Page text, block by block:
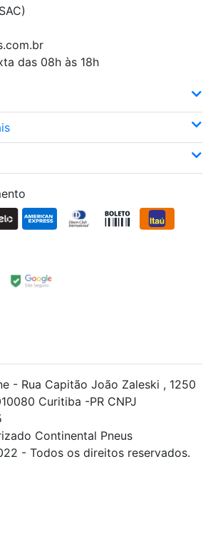
das 08h às 18h
- Rua Capitão João Zaleski , 1250
Curitiba -PR CNPJ
Continental Pneus
- Todos os direitos reservados.